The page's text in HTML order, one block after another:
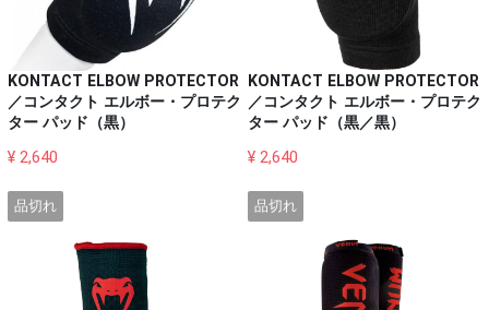
KONTACT ELBOW PROTECTOR
／コンタクト エルボー・プロテク
ター パッド（黒）
¥ 2,640
KONTACT ELBOW PROTECTOR
／コンタクト エルボー・プロテク
ター パッド（黒／黒）
¥ 2,640
品切れ 品切れ